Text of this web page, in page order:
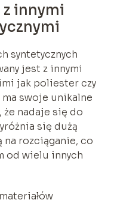
innymi
syntetycznych
jest z innymi
jak poliester czy
ma swoje unikalne
że nadaje się do
się dużą
rozciąganie, co
od wielu innych